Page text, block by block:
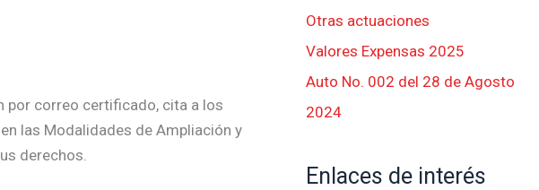
por correo certificado, cita a los
las Modalidades de Ampliación y
derechos.
Otras actuaciones
Valores Expensas 2025
Auto No. 002 del 28 de Agosto
2024
Enlaces de interés